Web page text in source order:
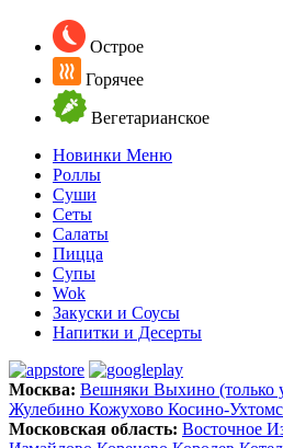
Острое
Горячее
Вегетарианское
Новинки Меню
Роллы
Суши
Сеты
Салаты
Пицца
Супы
Wok
Закуски и Соусы
Напитки и Десерты
Москва: Вешняки Выхино (только
Жулебино Кожухово Косино-
Московская область: Восточное